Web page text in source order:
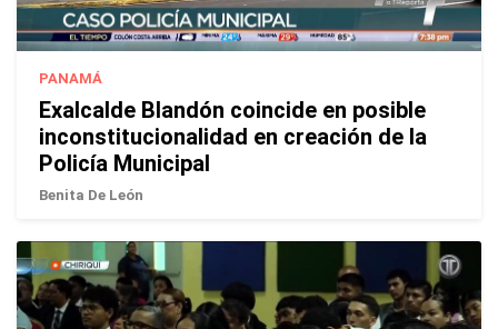
PANAMÁ
Exalcalde Blandón coincide en posible
inconstitucionalidad en creación de la
Policía Municipal
Benita De León